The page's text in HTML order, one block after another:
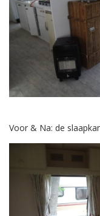
Voor & Na: de